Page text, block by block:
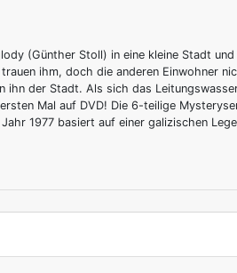
(Günther Stoll) in eine kleine Stadt
ihm, doch die anderen Einwohner
der Stadt. Als sich das
Mal auf DVD! Die 6-teilige
1977 basiert auf einer galizischen